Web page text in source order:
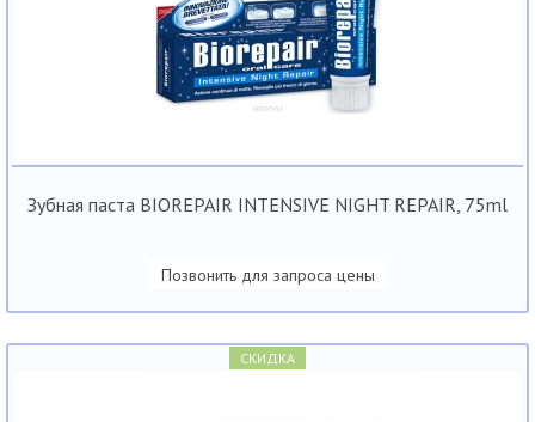
Зубная паста BIOREPAIR INTENSIVE NIGHT REPAIR, 75ml
Позвонить для запроса цены
СКИДКА